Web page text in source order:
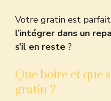
Votre gratin est
l’intégrer dans un
s’il en reste ?
Que boire et que
gratin ?